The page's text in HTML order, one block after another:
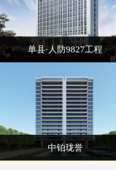
单县·人防9827工程
中铂珑誉